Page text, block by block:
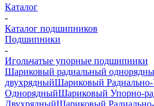
Каталог
-
Каталог подшипников
Подшипники
-
Игольчатые упорные подшипники
Шариковый радиальный
двухрядныйШариковый
ОднорядныйШариковый Упорно-
ДвухрядныйШариковый